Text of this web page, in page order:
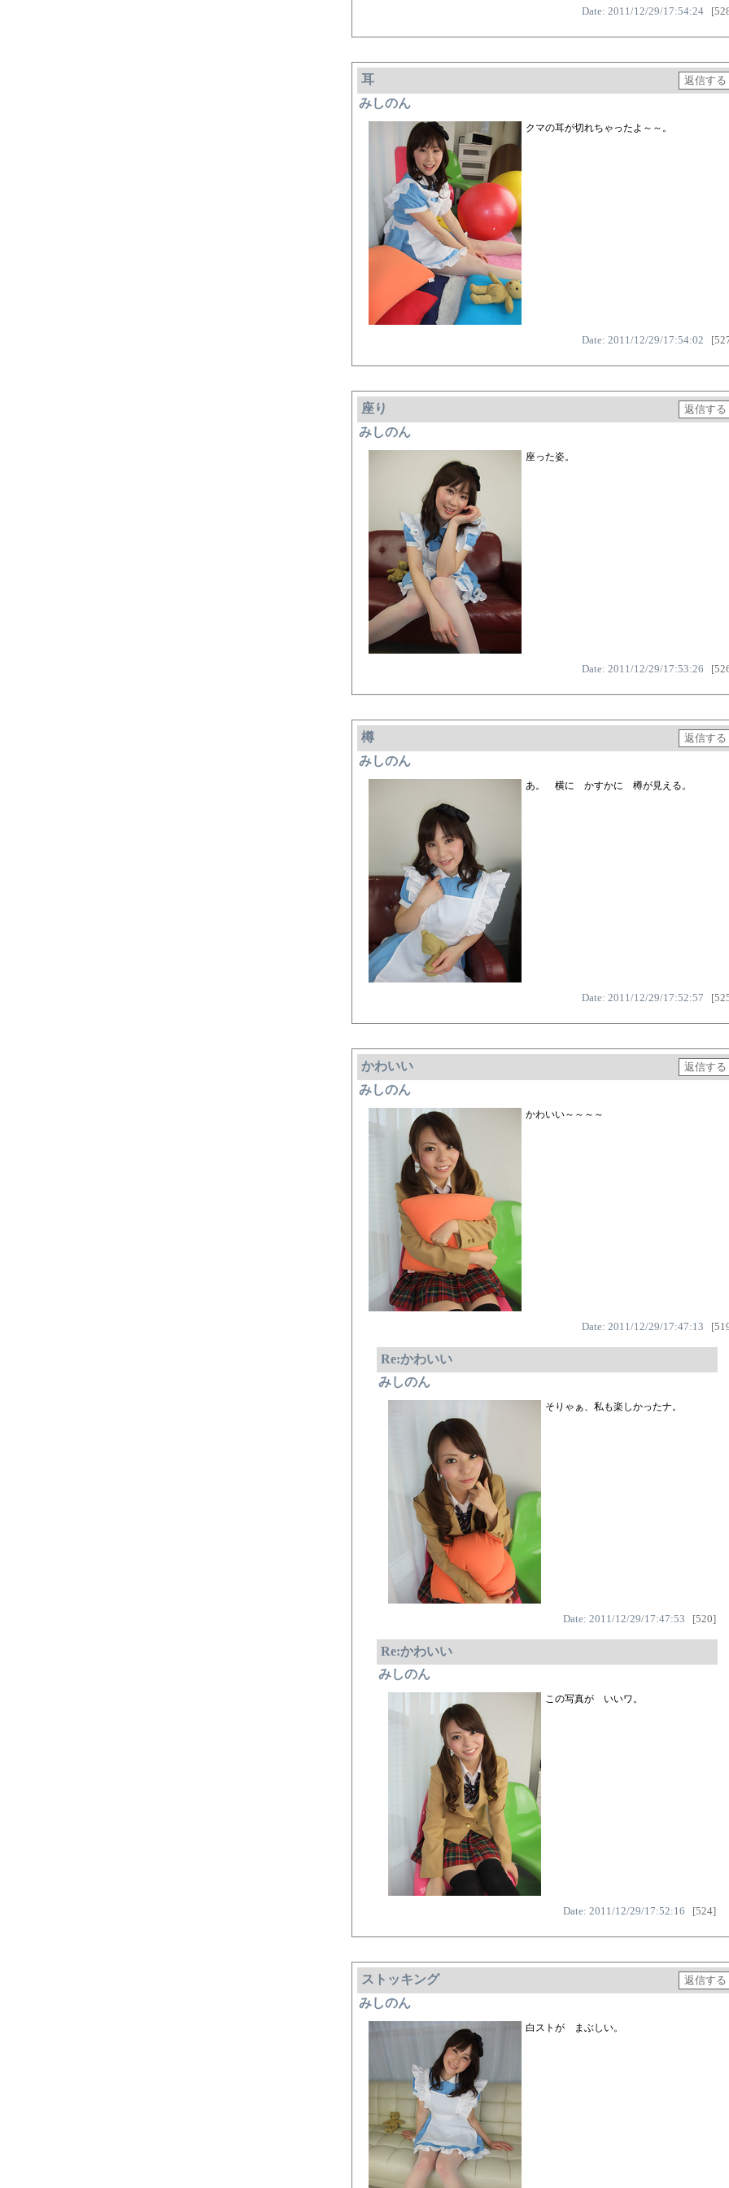
Date: 2011/12/29/17:54:24
耳
みしのん
クマの耳が切れちゃったよ～～。
Date: 2011/12/29/17:54:02
座り
みしのん
座った姿。
Date: 2011/12/29/17:53:26
樽
みしのん
あ。 横に かすかに 樽が見える。
Date: 2011/12/29/17:52:57
かわいい
みしのん
かわいい～～～～
Date: 2011/12/29/17:47:13
Re:かわいい
みしのん
そりゃぁ、私も楽しかったナ。
Date: 2011/12/29/17:47:53 [520]
Re:かわいい
みしのん
この写真が いいワ。
Date: 2011/12/29/17:52:16 [524]
ストッキング
みしのん
白ストが まぶしい。